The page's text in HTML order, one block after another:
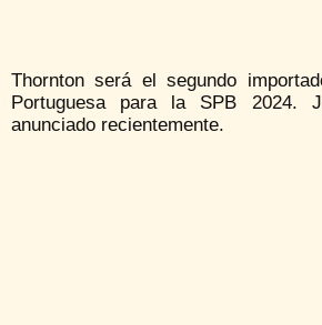
Thornton será el segundo
Portuguesa para la SPB 2024.
anunciado recientemente.